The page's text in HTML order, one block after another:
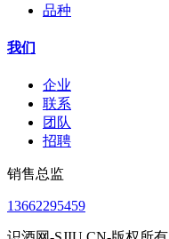
品种
我们
企业
联系
团队
招聘
销售总监
13662295459